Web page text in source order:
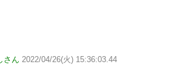
さん 2022/04/26(火) 15:36:03.44